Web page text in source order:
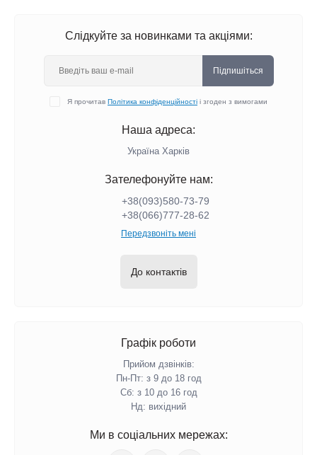
Слідкуйте за новинками та акціями:
Підпишіться
Я прочитав Політика конфіденційності і згоден з вимогами
Наша адреса:
Україна Харків
Зателефонуйте нам:
+38(093)580-73-79
+38(066)777-28-62
Передзвоніть мені
До контактів
Графік роботи
Прийом дзвінків:
Пн-Пт: з 9 до 18 год
Сб: з 10 до 16 год
Нд: вихідний
Ми в соціальних мережах: